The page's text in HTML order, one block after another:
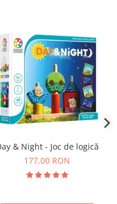
& Night - Joc de logică
177,00 RON